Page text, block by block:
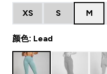
XS S M
颜色: Lead